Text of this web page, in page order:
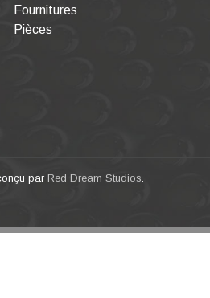
Fournitures
Pièces
par Red Dream Studios.